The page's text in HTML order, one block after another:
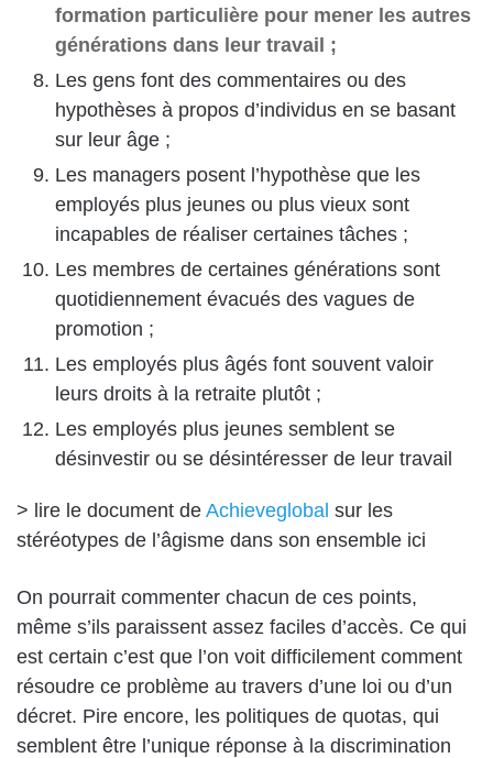
formation particulière pour mener les autres
générations dans leur travail ;
Les gens font des commentaires ou des
hypothèses à propos d’individus en se basant
sur leur âge ;
Les managers posent l’hypothèse que les
employés plus jeunes ou plus vieux sont
incapables de réaliser certaines tâches ;
Les membres de certaines générations sont
quotidiennement évacués des vagues de
promotion ;
Les employés plus âgés font souvent valoir
leurs droits à la retraite plutôt ;
Les employés plus jeunes semblent se
désinvestir ou se désintéresser de leur travail
> lire le document de Achieveglobal sur les
stéréotypes de l’âgisme dans son ensemble ici
On pourrait commenter chacun de ces points,
même s’ils paraissent assez faciles d’accès. Ce qui
est certain c’est que l’on voit difficilement comment
résoudre ce problème au travers d’une loi ou d’un
décret. Pire encore, les politiques de quotas, qui
semblent être l’unique réponse à la discrimination